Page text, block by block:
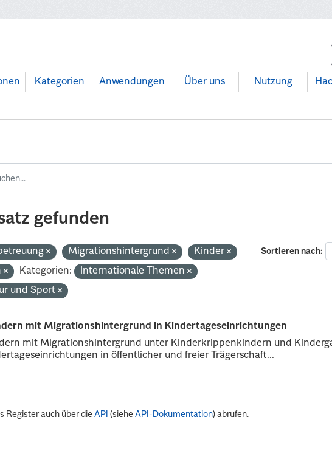
Kategorien Anwendungen Über uns Nutzung
gefunden
Sortieren nach
Migrationshintergrund
Kinder
Kategorien:
Internationale Themen
und Sport
mit Migrationshintergrund in Kindertageseinrichtungen
mit Migrationshintergrund unter Kinderkrippenkindern und
in öffentlicher und freier Trägerschaft...
Register auch über dieAPI (sieheAPI-Dokumentation) abrufen.